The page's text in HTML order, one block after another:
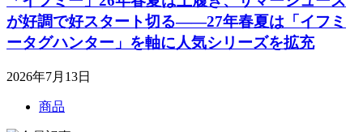
が好調で好スタート切る――27年春夏は「イフミ
ータグハンター」を軸に人気シリーズを拡充
2026年7月13日
商品